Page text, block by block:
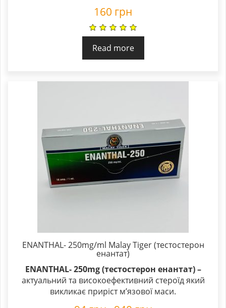
160 грн
Read more
ENANTHAL- 250mg/ml Malay Tiger (тестостерон
енантат)
ENANTHAL- 250mg (тестостерон енантат) –
актуальний та високоефективний стероїд який
викликає приріст м’язової маси.